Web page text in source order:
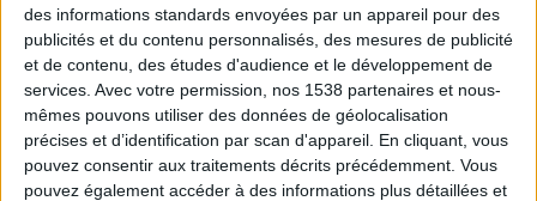
des informations standards envoyées par un appareil pour des
publicités et du contenu personnalisés, des mesures de publicité
et de contenu, des études d'audience et le développement de
services. Avec votre permission, nos 1538 partenaires et nous-
mêmes pouvons utiliser des données de géolocalisation
précises et d’identification par scan d'appareil. En cliquant, vous
pouvez consentir aux traitements décrits précédemment. Vous
pouvez également accéder à des informations plus détaillées et
Webinaires en direct Voir tout